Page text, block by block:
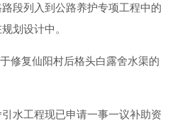
列入到公路养护专项工程中的
划设计中。
复仙阳村后格头白露舍水渠的
工程现已申请一事一议补助资